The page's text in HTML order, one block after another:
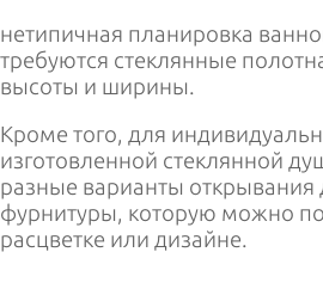
нетипичная планировка
требуются стеклянные
высоты и ширины.
Кроме того, для
изготовленной стеклянной
разные варианты
фурнитуры, которую можно
расцветке или дизайне.